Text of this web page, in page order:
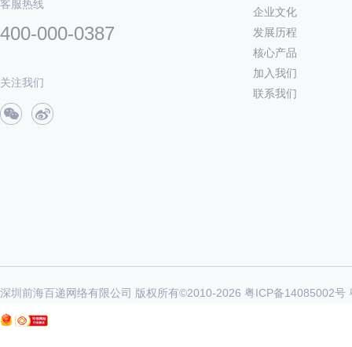
客服热线
400-000-0387
关注我们
企业文化
发展历程
核心产品
加入我们
联系我们
深圳前海百递网络有限公司 版权所有©2010-2026 粤ICP备14085002号